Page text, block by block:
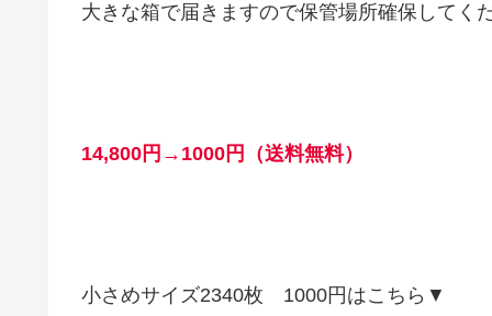
大きな箱で届きますので保管場所確保してく
14,800円→1000円（送料無料）
小さめサイズ2340枚 1000円はこちら▼